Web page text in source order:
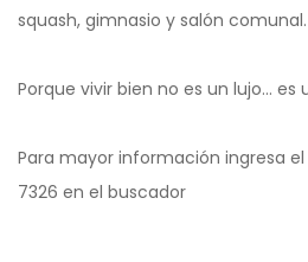
squash, gimnasio y salón comunal.
Porque vivir bien no es un lujo…
Para mayor información ingresa
7326 en el buscador